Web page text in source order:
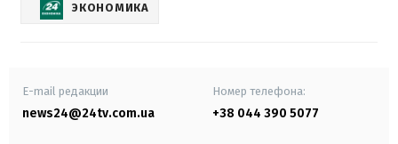
ЭКОНОМИКА
E-mail редакции
news24@24tv.com.ua
Номер телефона:
+38 044 390 5077